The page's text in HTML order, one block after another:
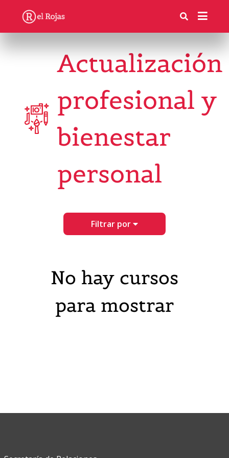
Actualización
profesional y
bienestar
personal
Filtrar por
No hay cursos
para mostrar